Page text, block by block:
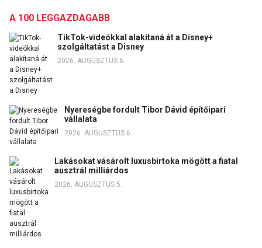
A 100 LEGGAZDAGABB
TikTok-videókkal alakítaná át a Disney+
szolgáltatást a Disney
2026. AUGUSZTUS 6.
Nyereségbe fordult Tibor Dávid építőipari
vállalata
2026. AUGUSZTUS 6.
Lakásokat vásárolt luxusbirtoka mögött a fiatal
ausztrál milliárdos
2026. AUGUSZTUS 5.